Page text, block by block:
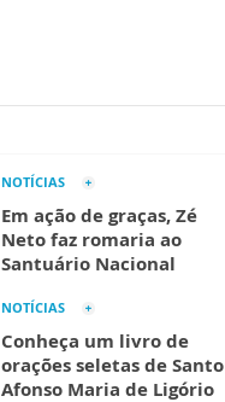
NOTÍCIAS
Em ação de graças, Zé
Neto faz romaria ao
Santuário Nacional
NOTÍCIAS
Conheça um livro de
orações seletas de Santo
Afonso Maria de Ligório